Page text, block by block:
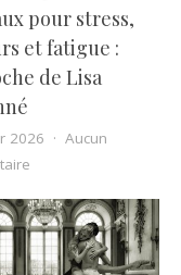
pour stress,
et fatigue :
de Lisa
2026
Aucun